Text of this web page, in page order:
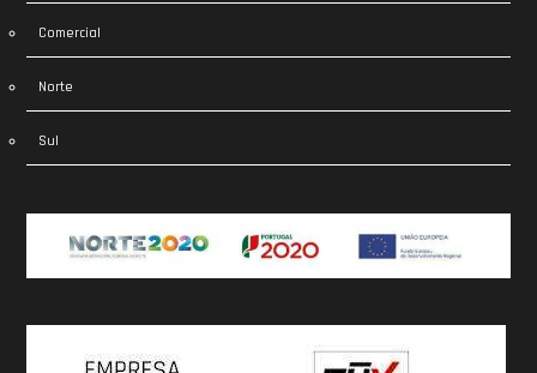
Comercial
Norte
Sul